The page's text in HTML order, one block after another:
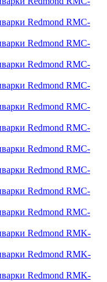
Redmond RMC-
Redmond RMC-
Redmond RMC-
Redmond RMC-
Redmond RMC-
Redmond RMC-
Redmond RMC-
Redmond RMC-
Redmond RMC-
Redmond RMC-
Redmond RMK-
Redmond RMK-
Redmond RMK-